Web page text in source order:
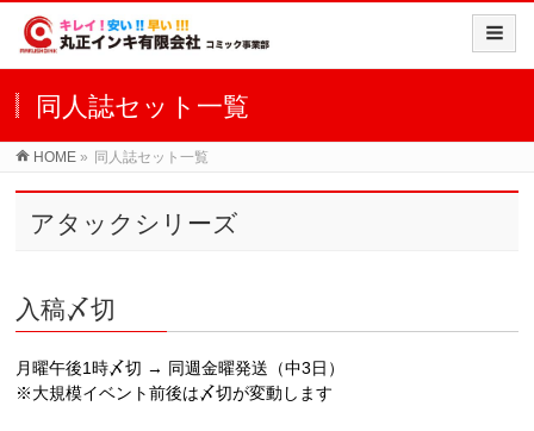
同人誌セット一覧
HOME » 同人誌セット一覧
アタックシリーズ
入稿〆切
月曜午後1時〆切 → 同週金曜発送（中3日）
※大規模イベント前後は〆切が変動します